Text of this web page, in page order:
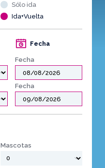
Sólo ida
Ida+Vuelta
Fecha
Fecha
Fecha
Mascotas